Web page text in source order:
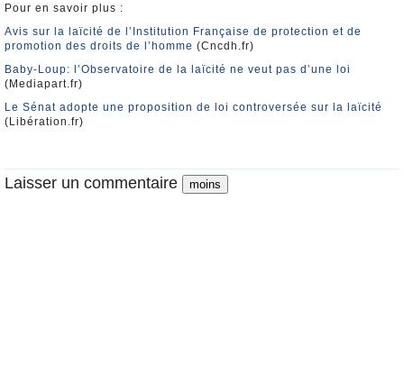
Pour en savoir plus :
Avis sur la laïcité de l’Institution Française de protection et de
promotion des droits de l’homme (Cncdh.fr)
Baby-Loup: l’Observatoire de la laïcité ne veut pas d’une loi
(Mediapart.fr)
Le Sénat adopte une proposition de loi controversée sur la laïcité
(Libération.fr)
Laisser un commentaire